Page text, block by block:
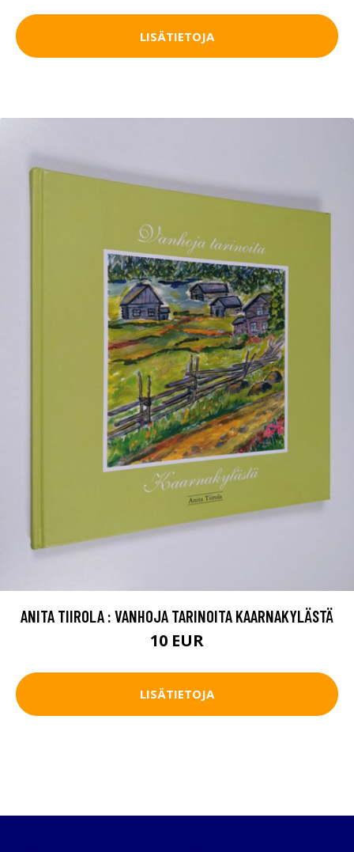
LISÄTIETOJA
ANITA TIIROLA : VANHOJA TARINOITA KAARNAKYLÄSTÄ
10 EUR
LISÄTIETOJA